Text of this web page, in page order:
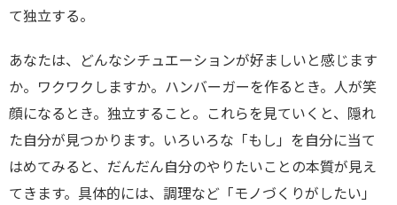
て独立する。
あなたは、どんなシチュエーションが好ましいと感じます
か。ワクワクしますか。ハンバーガーを作るとき。人が笑
顔になるとき。独立すること。これらを見ていくと、隠れ
た自分が見つかります。いろいろな「もし」を自分に当て
はめてみると、だんだん自分のやりたいことの本質が見え
てきます。具体的には、調理など「モノづくりがしたい」